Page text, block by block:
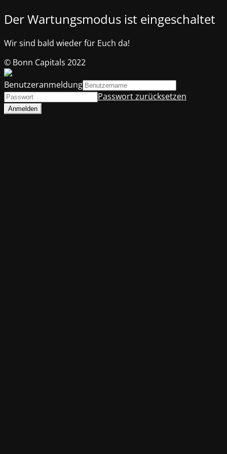
Der Wartungsmodus ist eingeschaltet
Wir sind bald wieder für Euch da!
© Bonn Capitals 2022
Benutzeranmeldung
Passwort zurücksetzen